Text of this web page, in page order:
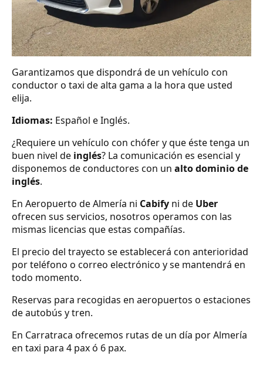
Garantizamos que dispondrá de un vehículo con
conductor o taxi de alta gama a la hora que usted
elija.
Idiomas: Español e Inglés.
¿Requiere un vehículo con chófer y que éste tenga un
buen nivel de inglés? La comunicación es esencial y
disponemos de conductores con un alto dominio de
inglés.
En Aeropuerto de Almería ni Cabify ni de Uber
ofrecen sus servicios, nosotros operamos con las
mismas licencias que estas compañías.
El precio del trayecto se establecerá con anterioridad
por teléfono o correo electrónico y se mantendrá en
todo momento.
Reservas para recogidas en aeropuertos o estaciones
de autobús y tren.
En Carratraca ofrecemos rutas de un día por Almería
en taxi para 4 pax ó 6 pax.